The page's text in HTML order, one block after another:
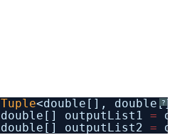
?
Tuple<double[],
double[] outputList1 =
double[] outputList2 =